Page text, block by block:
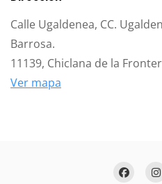
Calle Ugaldenea, CC.
Barrosa.
11139, Chiclana de la
Ver mapa